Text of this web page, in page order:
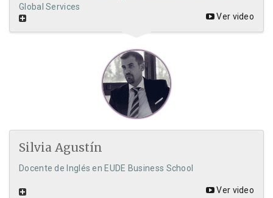
Global Services
Ver video
Silvia Agustín
Docente de Inglés en EUDE Business School
Ver video